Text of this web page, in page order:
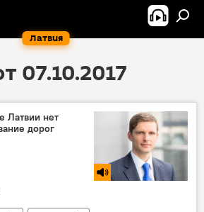
Латвия
07.10.2017
Латвии нет
дорог